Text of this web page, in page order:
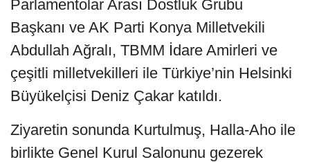
Parlamentolar Arası Dostluk Grubu
Başkanı ve AK Parti Konya Milletvekili
Abdullah Ağralı, TBMM İdare Amirleri ve
çeşitli milletvekilleri ile Türkiye’nin Helsinki
Büyükelçisi Deniz Çakar katıldı.
Ziyaretin sonunda Kurtulmuş, Halla-Aho ile
birlikte Genel Kurul Salonunu gezerek